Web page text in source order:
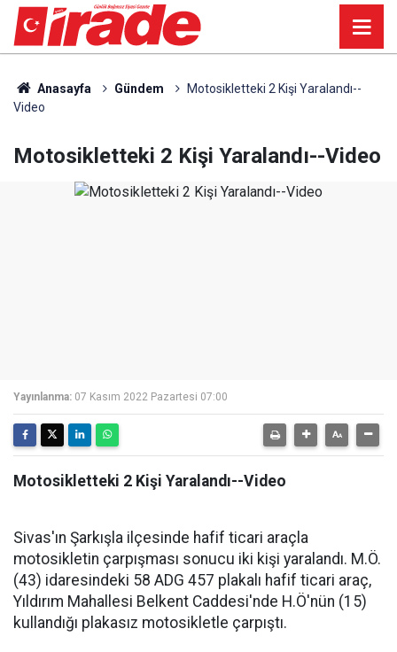
Anasayfa Gündem
Motosikletteki 2 Kişi Yaralandı--
Video
Motosikletteki 2 Kişi Yaralandı--Video
Yayınlanma: 07 Kasım 2022 Pazartesi 07:00
Motosikletteki 2 Kişi Yaralandı--Video
Sivas'ın Şarkışla ilçesinde hafif ticari araçla
motosikletin çarpışması sonucu iki kişi yaralandı. M.Ö.
(43) idaresindeki 58 ADG 457 plakalı hafif ticari araç,
Yıldırım Mahallesi Belkent Caddesi'nde H.Ö'nün (15)
kullandığı plakasız motosikletle çarpıştı.